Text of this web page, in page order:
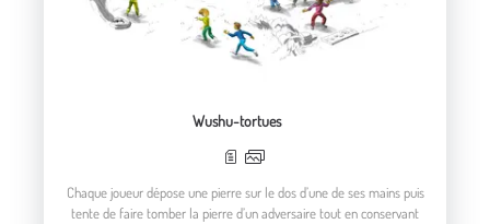
Wushu-tortues
Chaque joueur dépose une pierre sur le dos d’une de ses mains puis
tente de faire tomber la pierre d’un adversaire tout en conservant